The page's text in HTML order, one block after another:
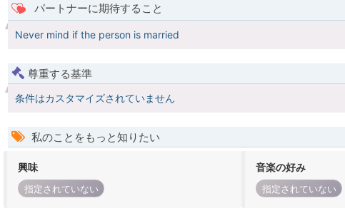
パートナーに期待すること
Never mind if the person is married
尊重する基準
条件はカスタマイズされていません
私のことをもっと知りたい
興味
指定されていない
音楽の好み
指定されていない